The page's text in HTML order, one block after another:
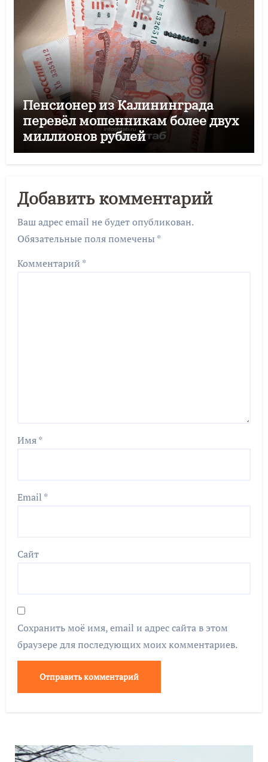
Пенсионер из Калининграда
перевёл мошенникам более двух
миллионов рублей
Добавить комментарий
Ваш адрес email не будет опубликован.
Обязательные поля помечены *
Комментарий *
Имя*
Email *
Сайт
Сохранить моё имя, email и адрес сайта в этом
браузере для последующих моих комментариев.